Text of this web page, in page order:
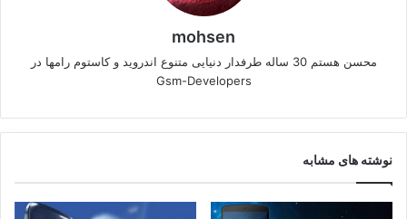
mohsen
محسن هستم 30 ساله طرفدار دنیایی متنوع اندروید و کاستوم رامها در
Gsm-Developers
نوشته های مشابه